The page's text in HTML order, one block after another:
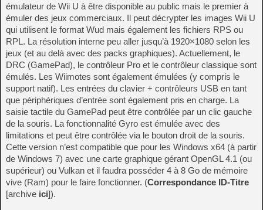
émulateur de Wii U à être disponible au public mais le premier à
émuler des jeux commerciaux. Il peut décrypter les images Wii U
qui utilisent le format Wud mais également les fichiers RPS ou
RPL. La résolution interne peu aller jusqu’à 1920×1080 selon les
jeux (et au delà avec des packs graphiques). Actuellement, le
DRC (GamePad), le contrôleur Pro et le contrôleur classique sont
émulés. Les Wiimotes sont également émulées (y compris le
support natif). Les entrées du clavier + contrôleurs USB en tant
que périphériques d’entrée sont également pris en charge. La
saisie tactile du GamePad peut être contrôlée par un clic gauche
de la souris. La fonctionnalité Gyro est émulée avec des
limitations et peut être contrôlée via le bouton droit de la souris.
Cette version n’est compatible que pour les Windows x64 (à partir
de Windows 7) avec une carte graphique gérant OpenGL 4.1 (ou
supérieur) ou Vulkan et il faudra posséder 4 à 8 Go de mémoire
vive (Ram) pour le faire fonctionner. (Correspondance ID-Titre
[archive ici]).